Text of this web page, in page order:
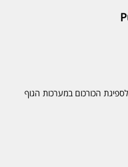
הכורכום במערכות הגוף